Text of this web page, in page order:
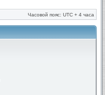
Часовой пояс: UTC + 4 часа